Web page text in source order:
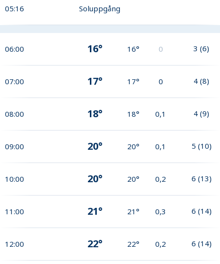
05:16 Soluppgång
06:00 16° 16° 0 3 (6)
07:00 17° 17° 0 4 (8)
08:00 18° 18° 0,1 4 (9)
09:00 20° 20° 0,1 5 (10)
10:00 20° 20° 0,2 6 (13)
11:00 21° 21° 0,3 6 (14)
12:00 22° 22° 0,2 6 (14)